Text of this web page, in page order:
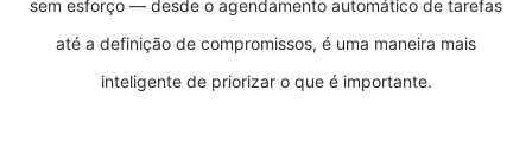
sem esforço — desde o agendamento automático de tarefas
até a definição de compromissos, é uma maneira mais
inteligente de priorizar o que é importante.